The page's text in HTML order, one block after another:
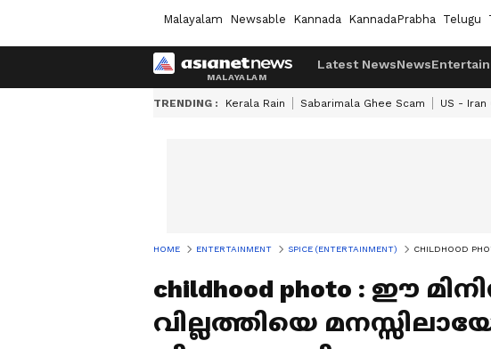
Malayalam Newsable Kannada KannadaPrabha Telugu
Latest NewsNews
TRENDING : Kerala Rain Sabarimala Ghee Scam US -
HOME ENTERTAINMENT SPICE (ENTERTAINMENT) CHILDHOOD
childhood photo : ഈ
വില്ലത്തിയെ